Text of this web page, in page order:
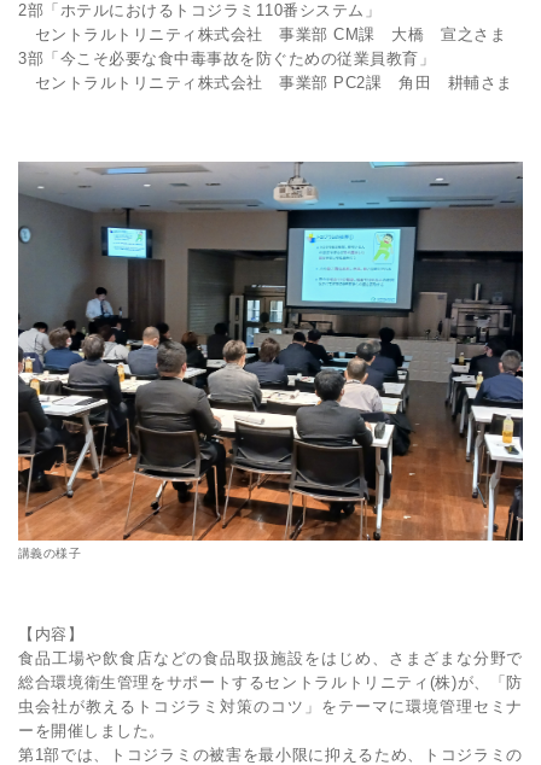
2部「ホテルにおけるトコジラミ110番システム」
セントラルトリニティ株式会社 事業部 CM課 大橋 宣之さま
3部「今こそ必要な食中毒事故を防ぐための従業員教育」
セントラルトリニティ株式会社 事業部 PC2課 角田 耕輔さま
講義の様子
【内容】
食品工場や飲食店などの食品取扱施設をはじめ、さまざまな分野で
総合環境衛生管理をサポートするセントラルトリニティ(株)が、「防
虫会社が教えるトコジラミ対策のコツ」をテーマに環境管理セミナ
ーを開催しました。
第1部では、トコジラミの被害を最小限に抑えるため、トコジラミの